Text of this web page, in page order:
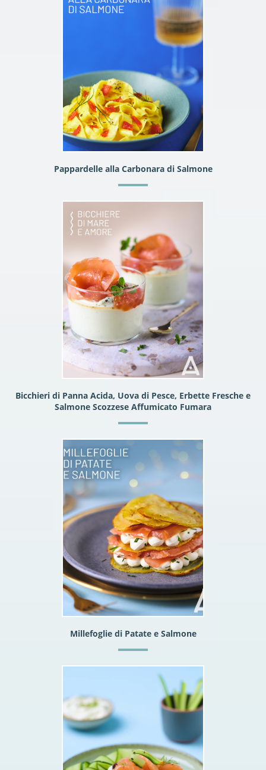
Pappardelle alla Carbonara di Salmone
Bicchieri di Panna Acida, Uova di Pesce, Erbette Fresche e
Salmone Scozzese Affumicato Fumara
Millefoglie di Patate e Salmone